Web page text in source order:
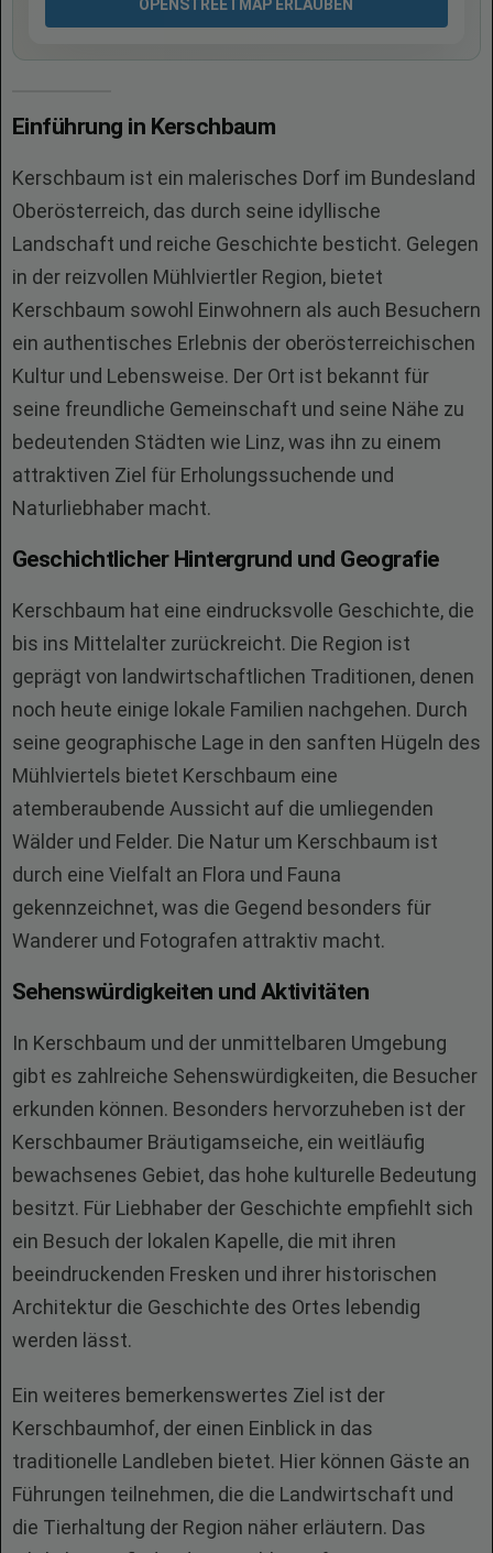
OPENSTREETMAP ERLAUBEN
Einführung in Kerschbaum
Kerschbaum ist ein malerisches Dorf im Bundesland
Oberösterreich, das durch seine idyllische
Landschaft und reiche Geschichte besticht. Gelegen
in der reizvollen Mühlviertler Region, bietet
Kerschbaum sowohl Einwohnern als auch Besuchern
ein authentisches Erlebnis der oberösterreichischen
Kultur und Lebensweise. Der Ort ist bekannt für
seine freundliche Gemeinschaft und seine Nähe zu
bedeutenden Städten wie Linz, was ihn zu einem
attraktiven Ziel für Erholungssuchende und
Naturliebhaber macht.
Geschichtlicher Hintergrund und Geografie
Kerschbaum hat eine eindrucksvolle Geschichte, die
bis ins Mittelalter zurückreicht. Die Region ist
geprägt von landwirtschaftlichen Traditionen, denen
noch heute einige lokale Familien nachgehen. Durch
seine geographische Lage in den sanften Hügeln des
Mühlviertels bietet Kerschbaum eine
atemberaubende Aussicht auf die umliegenden
Wälder und Felder. Die Natur um Kerschbaum ist
durch eine Vielfalt an Flora und Fauna
gekennzeichnet, was die Gegend besonders für
Wanderer und Fotografen attraktiv macht.
Sehenswürdigkeiten und Aktivitäten
In Kerschbaum und der unmittelbaren Umgebung
gibt es zahlreiche Sehenswürdigkeiten, die Besucher
erkunden können. Besonders hervorzuheben ist der
Kerschbaumer Bräutigamseiche, ein weitläufig
bewachsenes Gebiet, das hohe kulturelle Bedeutung
besitzt. Für Liebhaber der Geschichte empfiehlt sich
ein Besuch der lokalen Kapelle, die mit ihren
beeindruckenden Fresken und ihrer historischen
Architektur die Geschichte des Ortes lebendig
werden lässt.
Ein weiteres bemerkenswertes Ziel ist der
Kerschbaumhof, der einen Einblick in das
traditionelle Landleben bietet. Hier können Gäste an
Führungen teilnehmen, die die Landwirtschaft und
die Tierhaltung der Region näher erläutern. Das